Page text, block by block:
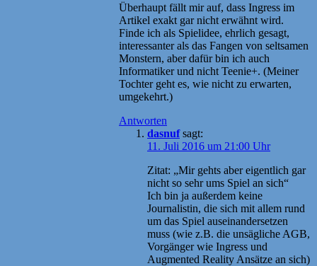
Überhaupt fällt mir auf, dass Ingress im
Artikel exakt gar nicht erwähnt wird.
Finde ich als Spielidee, ehrlich gesagt,
interessanter als das Fangen von seltsamen
Monstern, aber dafür bin ich auch
Informatiker und nicht Teenie+. (Meiner
Tochter geht es, wie nicht zu erwarten,
umgekehrt.)
Antworten
dasnuf sagt:
11. Juli 2016 um 21:00 Uhr
Zitat: „Mir gehts aber eigentlich gar
nicht so sehr ums Spiel an sich“
Ich bin ja außerdem keine
Journalistin, die sich mit allem rund
um das Spiel auseinandersetzen
muss (wie z.B. die unsägliche AGB,
Vorgänger wie Ingress und
Augmented Reality Ansätze an sich)